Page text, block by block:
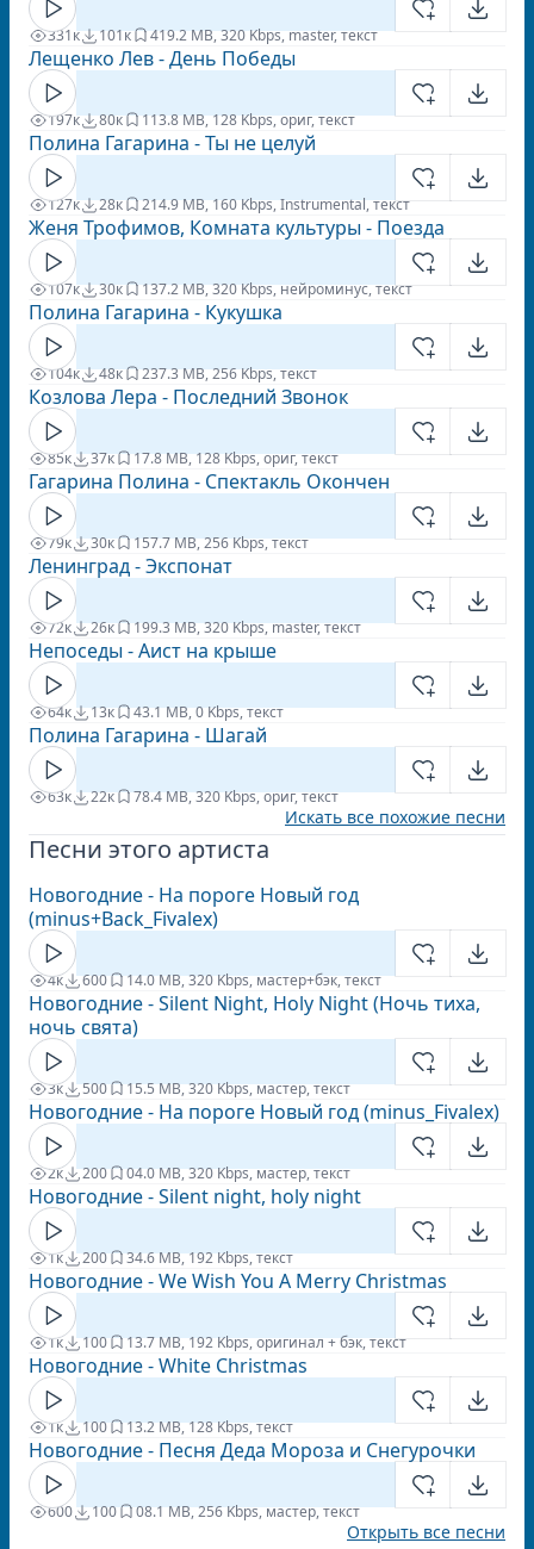
331к 101к 419.2 MB, 320 Kbps, master, текст
Лещенко Лев - День Победы
197к 80к 113.8 MB, 128 Kbps, ориг, текст
Полина Гагарина - Ты не целуй
127к 28к 214.9 MB, 160 Kbps, Instrumental, текст
Женя Трофимов, Комната культуры - Поезда
107к 30к 137.2 MB, 320 Kbps, нейроминус, текст
Полина Гагарина - Кукушка
104к 48к 237.3 MB, 256 Kbps, текст
Козлова Лера - Последний Звонок
85к 37к 17.8 MB, 128 Kbps, ориг, текст
Гагарина Полина - Спектакль Окончен
79к 30к 157.7 MB, 256 Kbps, текст
Ленинград - Экспонат
72к 26к 199.3 MB, 320 Kbps, master, текст
Непоседы - Аист на крыше
64к 13к 43.1 MB, 0 Kbps, текст
Полина Гагарина - Шагай
63к 22к 78.4 MB, 320 Kbps, ориг, текст
Искать все похожие песни
Песни этого артиста
Новогодние - На пороге Новый год
(minus+Back_Fivalex)
4к 600 14.0 MB, 320 Kbps, мастер+бэк, текст
Новогодние - Silent Night, Holy Night (Ночь тиха,
ночь свята)
3к 500 15.5 MB, 320 Kbps, мастер, текст
Новогодние - На пороге Новый год (minus_Fivalex)
2к 200 04.0 MB, 320 Kbps, мастер, текст
Новогодние - Silent night, holy night
1к 200 34.6 MB, 192 Kbps, текст
Новогодние - We Wish You A Merry Christmas
1к 100 13.7 MB, 192 Kbps, оригинал + бэк, текст
Новогодние - White Christmas
1к 100 13.2 MB, 128 Kbps, текст
Новогодние - Песня Деда Мороза и Снегурочки
600 100 08.1 MB, 256 Kbps, мастер, текст
Открыть все песни